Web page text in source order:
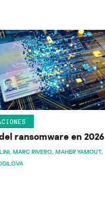
ransomware en 2026
MARC RIVERO MAHER YAMOUT